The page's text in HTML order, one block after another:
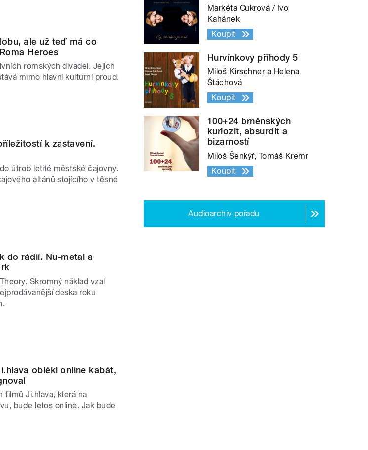
ale už teď má co
Heroes
romských divadel. Jejich
mimo hlavní kulturní proud.
k zastavení.
útrob letité městské čajovny.
altánů stojícího v těsné
do rádií. Nu-metal a
Skromný náklad vzal
deska roku
oblékl online kabát,
filmů Ji.hlava, která na
bude letos online. Jak bude
Markéta Cukrová / Ivo
Kahánek
Koupit
Hurvínkovy příhody 5
Miloš Kirschner a Helena
Štáchová
Koupit
100+24 brněnských
kuriozit, absurdit a
bizarností
Miloš Šenkýř, Tomáš Kremr
Koupit
Audioarchiv pořadu